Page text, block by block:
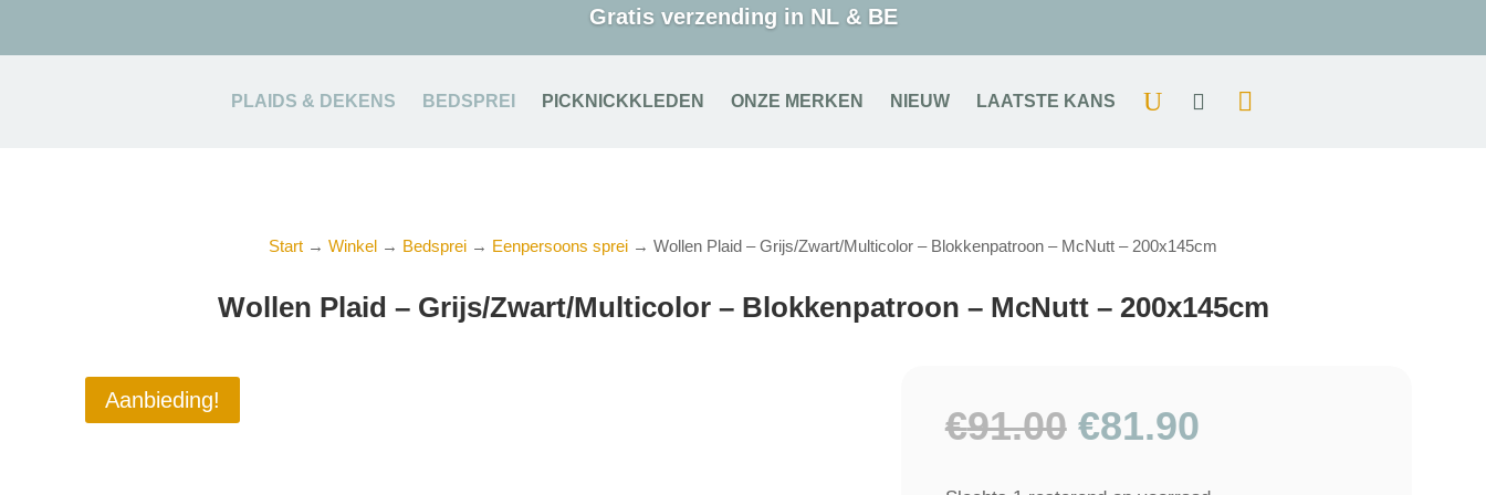
Gratis verzending in NL & BE
PLAIDS & DEKENS BEDSPREI PICKNICKKLEDEN ONZE MERKEN NIEUW LAATSTE KANS
Start → Winkel → Bedsprei → Eenpersoons sprei → Wollen Plaid – Grijs/Zwart/Multicolor – Blokkenpatroon – McNutt – 200x145cm
Wollen Plaid – Grijs/Zwart/Multicolor – Blokkenpatroon – McNutt – 200x145cm
Aanbieding!
€91.00 Oorspronkelijke
€81.90Huidige